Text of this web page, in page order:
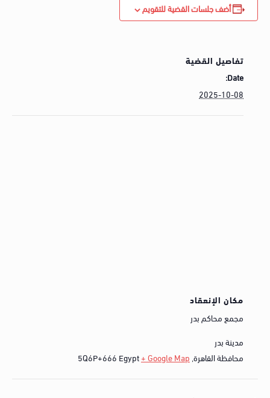
أضف جلسات القضية للتقويم
تفاصيل القضية
Date:
2025-10-08
مكان الإنعقاد
مجمع محاكم بدر
مدينة بدر
محافظة القاهرة,
5Q6P+666 Egypt+ Google Map